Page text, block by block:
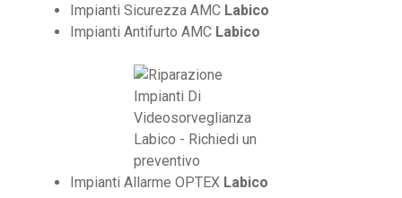
Impianti Sicurezza AMC Labico
Impianti Antifurto AMC Labico
Impianti Allarme OPTEX Labico